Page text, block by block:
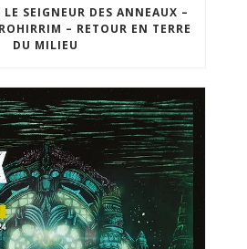
SEIGNEUR DES ANNEAUX –
– RETOUR EN TERRE
DU MILIEU